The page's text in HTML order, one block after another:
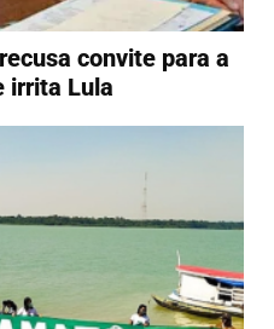
convite para a
irrita Lula